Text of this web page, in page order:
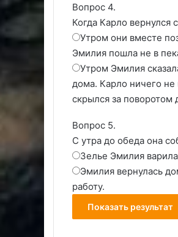
Вопрос 4.
Когда Карло вернулся
Утром они вместе
Эмилия пошла не в
Утром Эмилия
дома. Карло ничего
скрылся за поворотом
Вопрос 5.
С утра до обеда она
Зелье Эмилия
Эмилия вернулась
работу.